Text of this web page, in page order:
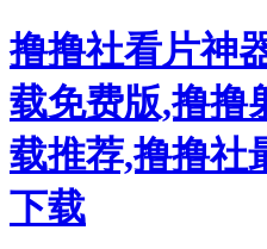
撸撸社看片神
载免费版,撸撸
载推荐,撸撸社
下载